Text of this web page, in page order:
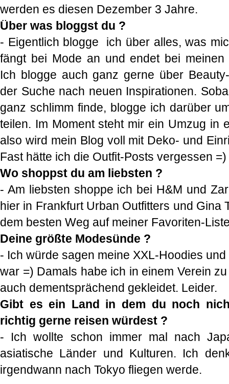
werden es diesen Dezember 3 Jahre.
Über was bloggst du ?
- Eigentlich blogge ich über alles, was
fängt bei Mode an und endet bei meinen
Ich blogge auch ganz gerne über
der Suche nach neuen Inspirationen.
ganz schlimm finde, blogge ich darüber
teilen. Im Moment steht mir ein Umzug in
also wird mein Blog voll mit Deko- und
Fast hätte ich die Outfit-Posts vergessen =)
Wo shoppst du am liebsten ?
- Am liebsten shoppe ich bei H&M und
hier in Frankfurt Urban Outfitters und Gina
dem besten Weg auf meiner Favoriten-
Deine größte Modesünde ?
- Ich würde sagen meine XXL-Hoodies
war =) Damals habe ich in einem Verein
auch dementsprächend gekleidet. Leider.
Gibt es ein Land in dem du noch
richtig gerne reisen würdest ?
- Ich wollte schon immer mal nach
asiatische Länder und Kulturen. Ich
irgendwann nach Tokyo fliegen werde.